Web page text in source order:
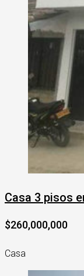
Casa 3 pisos
$260,000,000
Casa